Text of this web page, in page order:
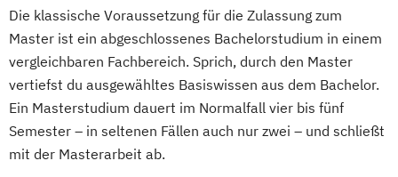
Produktmarketing & Projektmanagement
Pädagogisch-Didaktischer Lehrgang für
Lehrende des Exekutivdienstes
Radiologietechnologie
Regenerative Energiesysteme &
technisches Energiemanagement
Robotik
Bilingual Teaching and Learning
Biotech
Pharma & MedTech Management
Brandschutz Building Innovation
Business Controlling & Financial
Management
Business Improvisation und Kreativität
Energiemanagement
Management in Information and Business
Technologies
Management und IT
Marketing und Verkauf
Personalmanagement
Die klassische Voraussetzung für die Zulassung zum
Master ist ein abgeschlossenes Bachelorstudium in einem
vergleichbaren Fachbereich. Sprich, durch den Master
vertiefst du ausgewähltes Basiswissen aus dem Bachelor.
Ein Masterstudium dauert im Normalfall vier bis fünf
Semester – in seltenen Fällen auch nur zwei – und schließt
mit der Masterarbeit ab.